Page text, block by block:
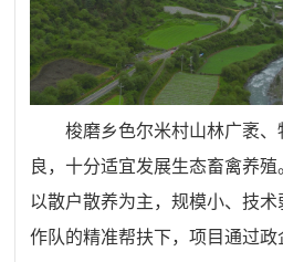
梭磨乡色尔米村山林广袤
良，十分适宜发展生态畜禽养
以散户散养为主，规模小、技
作队的精准帮扶下，项目通过政